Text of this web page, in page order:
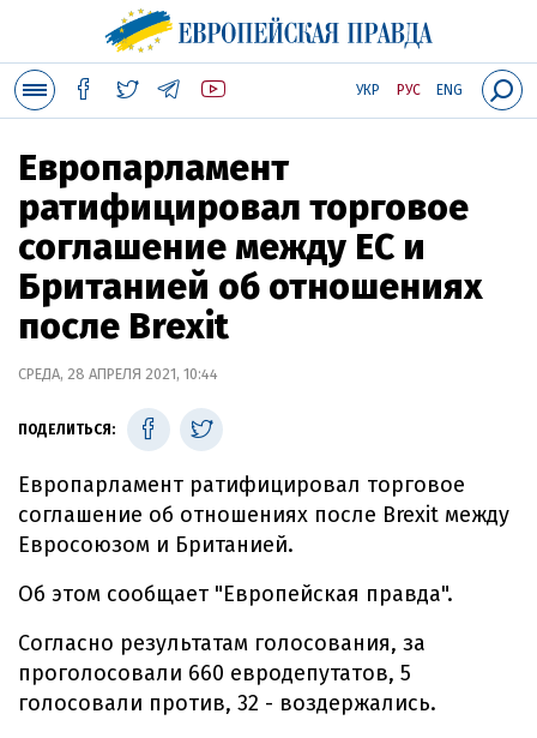
УКР РУС ENG
Европарламент
ратифицировал торговое
соглашение между ЕС и
Британией об отношениях
после Brexit
СРЕДА, 28 АПРЕЛЯ 2021, 10:44
ПОДЕЛИТЬСЯ:
Европарламент ратифицировал торговое
соглашение об отношениях после Brexit между
Евросоюзом и Британией.
Об этом сообщает "Европейская правда".
Согласно результатам голосования, за
проголосовали 660 евродепутатов, 5
голосовали против, 32 - воздержались.